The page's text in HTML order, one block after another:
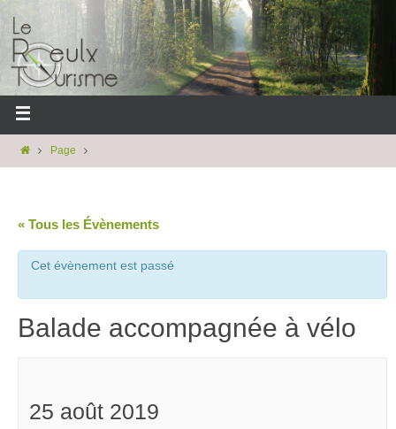
Page
« Tous les Évènements
Cet évènement est passé
Balade accompagnée à vélo
25 août 2019